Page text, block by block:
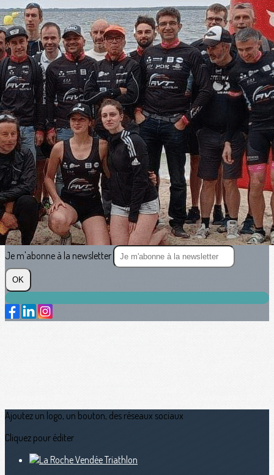
Exporter les lignes sélectionnées
Exporter toutes les colonnes
Exporter uniquement les colonnes affichées
Menu
<
>
Vie du Club
Résultats et CR des courses
?>
Images de la page d'accueil
Cliquez pour éditer
Texte, bouton et/ou inscription à la newsletter
Cliquez pour éditer
Je m'abonne à la newsletter
OK
Ajoutez un logo, un bouton, des réseaux sociaux
Cliquez pour éditer